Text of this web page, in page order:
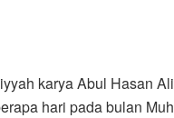
karya Abul Hasan
hari pada bulan